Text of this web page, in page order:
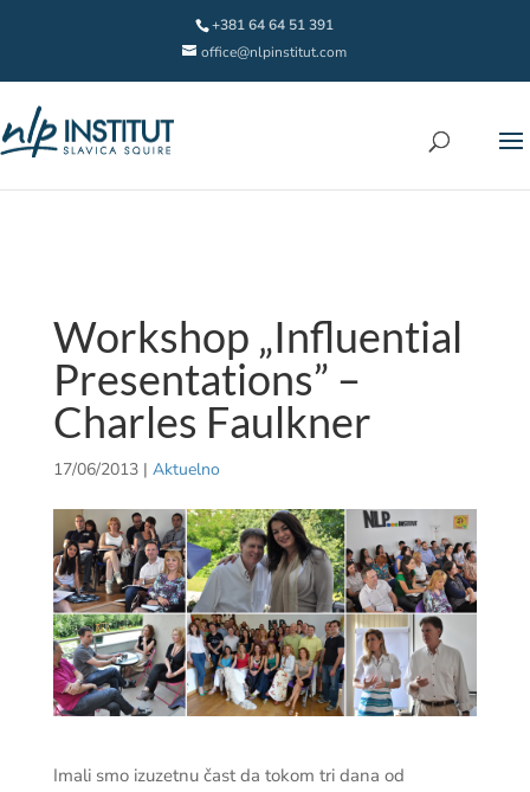
+381 64 64 51 391
office@nlpinstitut.com
Workshop „Influential
Presentations” –
Charles Faulkner
17/06/2013| Aktuelno
Imali smo izuzetnu čast da tokom tri dana od